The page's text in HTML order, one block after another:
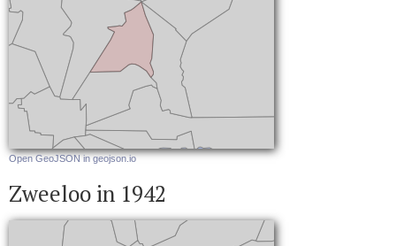
Open GeoJSON in geojson.io
Zweeloo in 1942